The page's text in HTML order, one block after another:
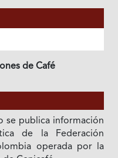
de Café
se publica información
de la Federación
operada por la